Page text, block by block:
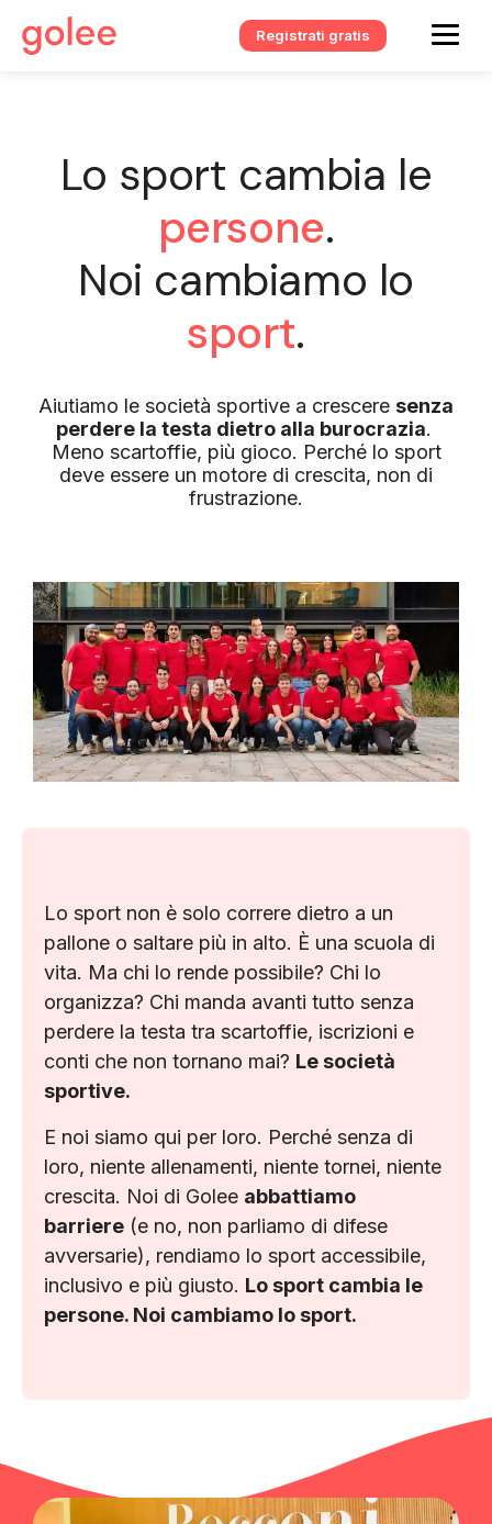
Registrati gratis
Lo sport cambia le
persone.
Noi cambiamo lo
sport.
Aiutiamo le società sportive a crescere senza
perdere la testa dietro alla burocrazia.
Meno scartoffie, più gioco. Perché lo sport
deve essere un motore di crescita, non di
frustrazione.
Lo sport non è solo correre dietro a un
pallone o saltare più in alto. È una scuola di
vita. Ma chi lo rende possibile? Chi lo
organizza? Chi manda avanti tutto senza
perdere la testa tra scartoffie, iscrizioni e
conti che non tornano mai? Le società
sportive.
E noi siamo qui per loro. Perché senza di
loro, niente allenamenti, niente tornei, niente
crescita. Noi di Golee abbattiamo
barriere (e no, non parliamo di difese
avversarie), rendiamo lo sport accessibile,
inclusivo e più giusto. Lo sport cambia le
persone. Noi cambiamo lo sport.